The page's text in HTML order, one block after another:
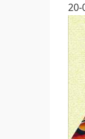
20-